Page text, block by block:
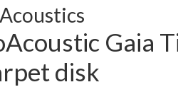
Gaia
disk